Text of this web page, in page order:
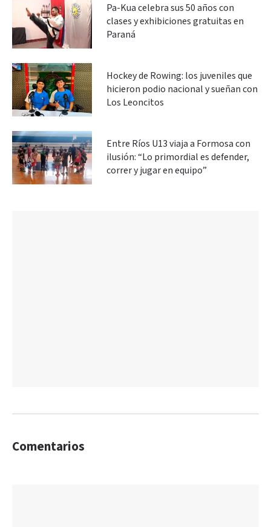
Pa-Kua celebra sus 50 años con
clases y exhibiciones gratuitas en
Paraná
Hockey de Rowing: los juveniles que
hicieron podio nacional y sueñan con
Los Leoncitos
Entre Ríos U13 viaja a Formosa con
ilusión: “Lo primordial es defender,
correr y jugar en equipo”
Comentarios